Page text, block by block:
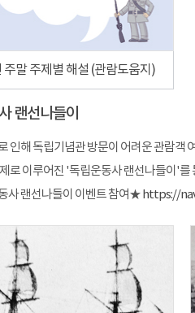
주말 주제별 해설 (관람도움지)
랜선나들이
인해 독립기념관 방문이 어려운 관람객
로 이루어진 '독립운동사 랜선나들이'를
사 랜선나들이 이벤트 참여★ https://